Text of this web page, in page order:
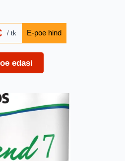
tk
edasi